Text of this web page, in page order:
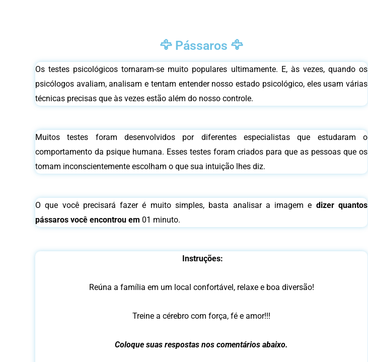
🦅 Pássaros 🦅
Os testes psicológicos tornaram-se muito populares ultimamente. E, às vezes, quando os
psicólogos avaliam, analisam e tentam entender nosso estado psicológico, eles usam várias
técnicas precisas que às vezes estão além do nosso controle.
Muitos testes foram desenvolvidos por diferentes especialistas que estudaram o
comportamento da psique humana. Esses testes foram criados para que as pessoas que os
tomam inconscientemente escolham o que sua intuição lhes diz.
O que você precisará fazer é muito simples, basta analisar a imagem e dizer quantos
pássaros você encontrou em 01 minuto.
Instruções:
Reúna a família em um local confortável, relaxe e boa diversão!
Treine a cérebro com força, fé e amor!!!
Coloque suas respostas nos comentários abaixo.